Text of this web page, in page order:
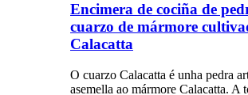
Encimera de cociña de
cuarzo de mármore
Calacatta
O cuarzo Calacatta é unha pedra
asemella ao mármore Calacatta. A